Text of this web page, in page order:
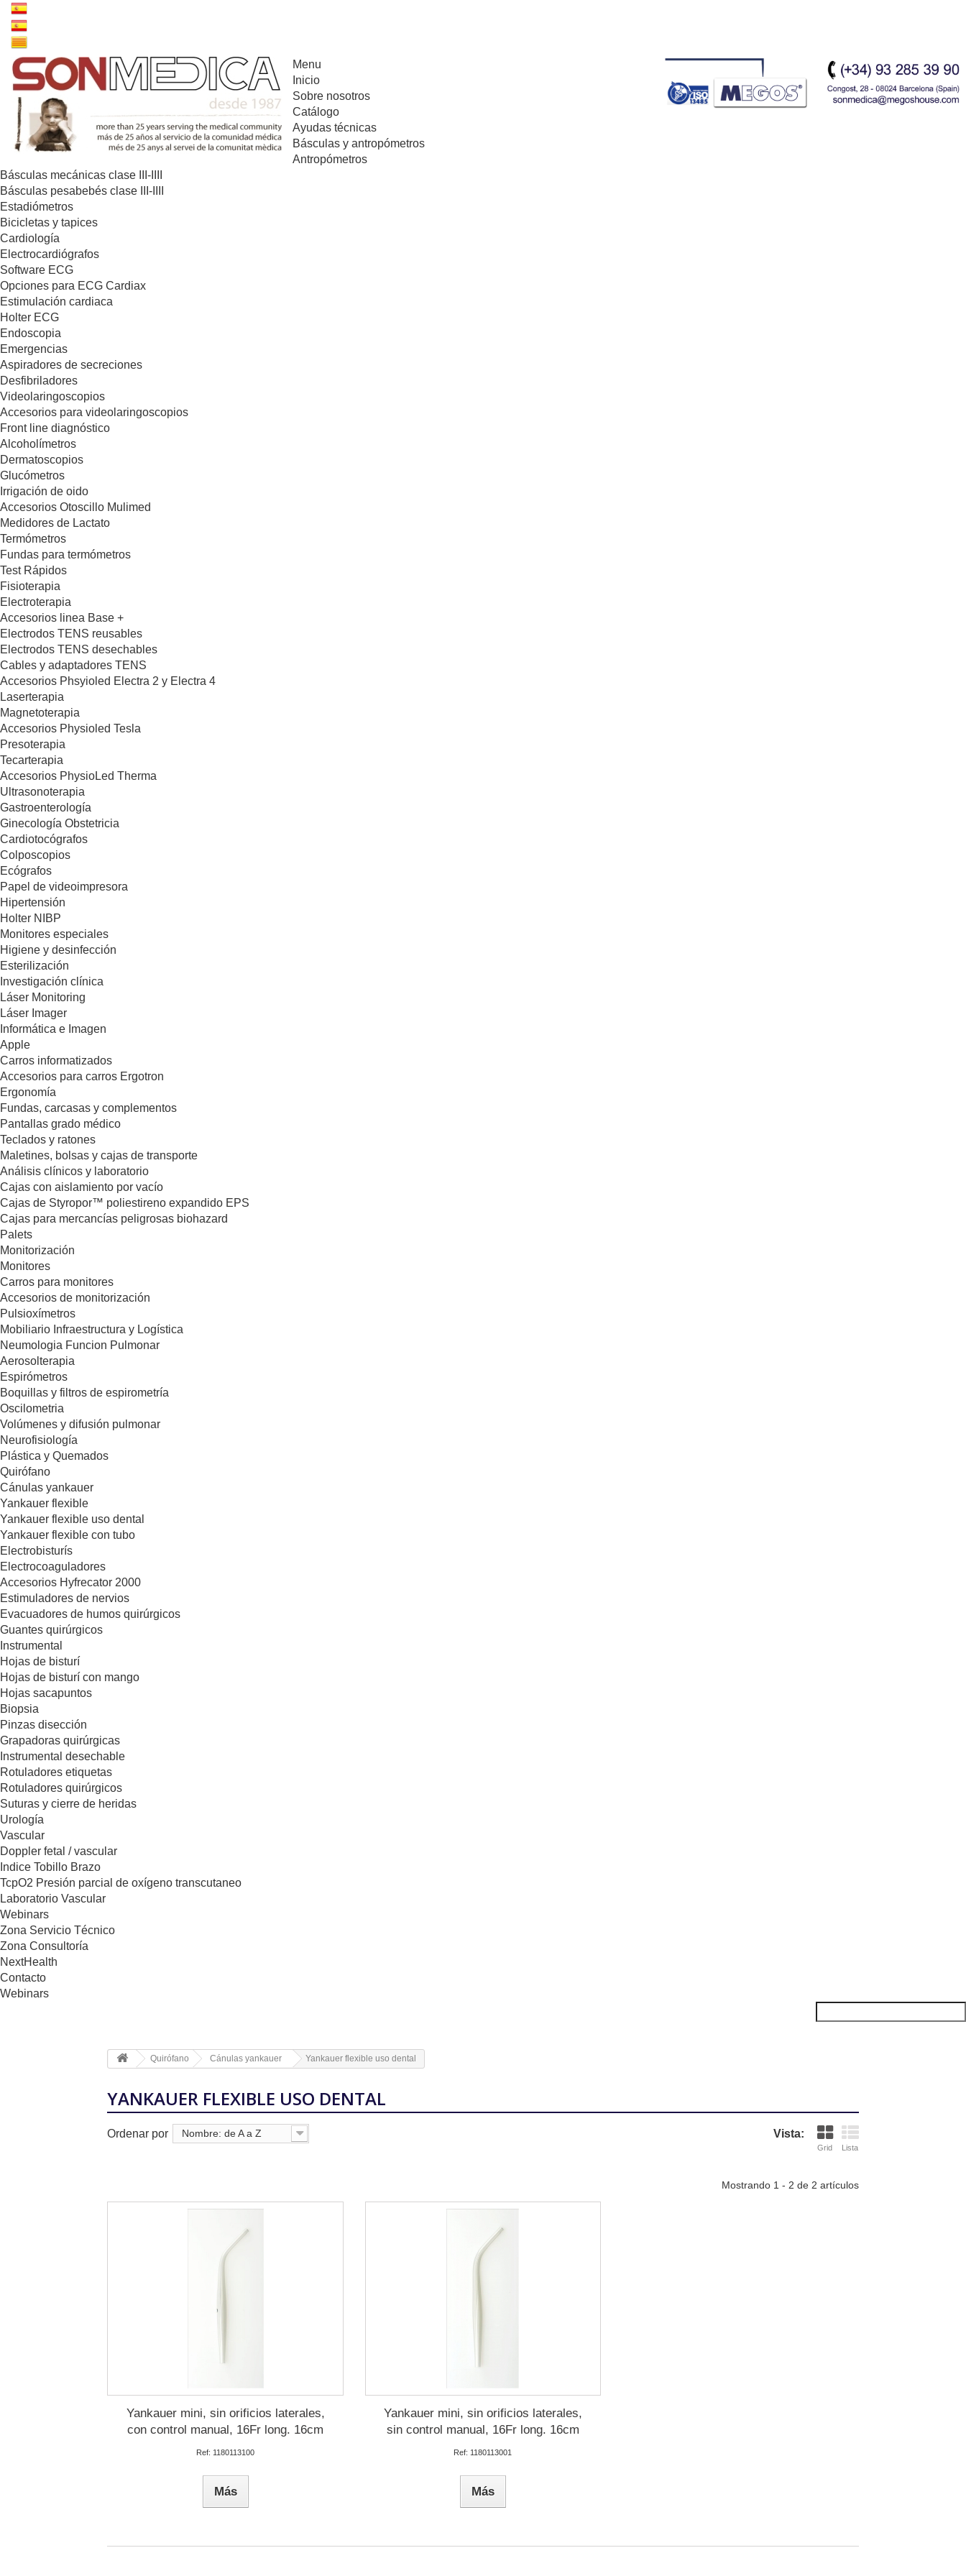
Menu
Inicio
Sobre nosotros
Catálogo
Ayudas técnicas
Básculas y antropómetros
Antropómetros
Básculas mecánicas clase III-IIII
Básculas pesabebés clase III-IIII
Estadiómetros
Bicicletas y tapices
Cardiología
Electrocardiógrafos
Software ECG
Opciones para ECG Cardiax
Estimulación cardiaca
Holter ECG
Endoscopia
Emergencias
Aspiradores de secreciones
Desfibriladores
Videolaringoscopios
Accesorios para videolaringoscopios
Front line diagnóstico
Alcoholímetros
Dermatoscopios
Glucómetros
Irrigación de oido
Accesorios Otoscillo Mulimed
Medidores de Lactato
Termómetros
Fundas para termómetros
Test Rápidos
Fisioterapia
Electroterapia
Accesorios linea Base +
Electrodos TENS reusables
Electrodos TENS desechables
Cables y adaptadores TENS
Accesorios Phsyioled Electra 2 y Electra 4
Laserterapia
Magnetoterapia
Accesorios Physioled Tesla
Presoterapia
Tecarterapia
Accesorios PhysioLed Therma
Ultrasonoterapia
Gastroenterología
Ginecología Obstetricia
Cardiotocógrafos
Colposcopios
Ecógrafos
Papel de videoimpresora
Hipertensión
Holter NIBP
Monitores especiales
Higiene y desinfección
Esterilización
Investigación clínica
Láser Monitoring
Láser Imager
Informática e Imagen
Apple
Carros informatizados
Accesorios para carros Ergotron
Ergonomía
Fundas, carcasas y complementos
Pantallas grado médico
Teclados y ratones
Maletines, bolsas y cajas de transporte
Análisis clínicos y laboratorio
Cajas con aislamiento por vacío
Cajas de Styropor™ poliestireno expandido EPS
Cajas para mercancías peligrosas biohazard
Palets
Monitorización
Monitores
Carros para monitores
Accesorios de monitorización
Pulsioxímetros
Mobiliario Infraestructura y Logística
Neumologia Funcion Pulmonar
Aerosolterapia
Espirómetros
Boquillas y filtros de espirometría
Oscilometria
Volúmenes y difusión pulmonar
Neurofisiología
Plástica y Quemados
Quirófano
Cánulas yankauer
Yankauer flexible
Yankauer flexible uso dental
Yankauer flexible con tubo
Electrobisturís
Electrocoaguladores
Accesorios Hyfrecator 2000
Estimuladores de nervios
Evacuadores de humos quirúrgicos
Guantes quirúrgicos
Instrumental
Hojas de bisturí
Hojas de bisturí con mango
Hojas sacapuntos
Biopsia
Pinzas disección
Grapadoras quirúrgicas
Instrumental desechable
Rotuladores etiquetas
Rotuladores quirúrgicos
Suturas y cierre de heridas
Urología
Vascular
Doppler fetal / vascular
Indice Tobillo Brazo
TcpO2 Presión parcial de oxígeno transcutaneo
Laboratorio Vascular
Webinars
Zona Servicio Técnico
Zona Consultoría
NextHealth
Contacto
Webinars
Quirófano Cánulas yankauer Yankauer flexible uso dental
YANKAUER FLEXIBLE USO DENTAL
Vista:
Grid Lista
Ordenar por Nombre: de A a Z
Mostrando 1 - 2 de 2 artículos
Yankauer mini, sin orificios laterales,
con control manual, 16Fr long. 16cm
Ref: 1180113100
Más
Yankauer mini, sin orificios laterales,
sin control manual, 16Fr long. 16cm
Ref: 1180113001
Más